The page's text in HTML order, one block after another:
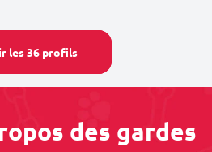
les 36 profils
des gardes